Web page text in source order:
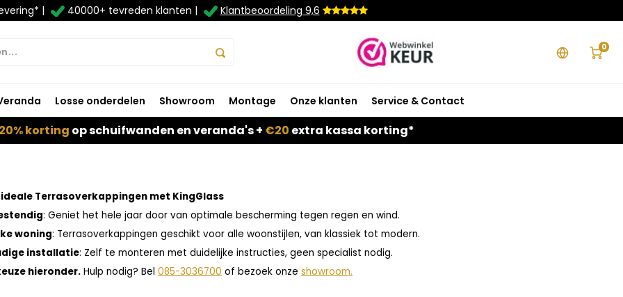
| 40000+ tevreden klanten | Klantbeoordeling 9,6
0
Losse onderdelen Showroom Montage Onze klanten Service & Contact
korting op schuifwanden en veranda's + €20 extra kassa korting*
ideale Terrasoverkappingen met KingGlass
: Geniet het hele jaar door van optimale bescherming tegen regen en wind.
woning: Terrasoverkappingen geschikt voor alle woonstijlen, van klassiek tot modern.
installatie: Zelf te monteren met duidelijke instructies, geen specialist nodig.
hieronder. Hulp nodig? Bel 085-3036700 of bezoek onze showroom.